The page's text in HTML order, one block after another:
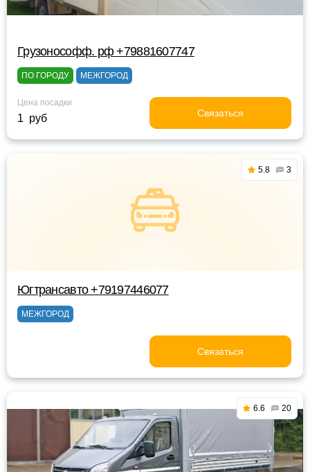
Грузонософф. рф +79881607747
ПО ГОРОДУ МЕЖГОРОД
Цена посадки
1 руб Связаться
5.8 3
Югтрансавто +79197446077
МЕЖГОРОД
Связаться
6.6 20